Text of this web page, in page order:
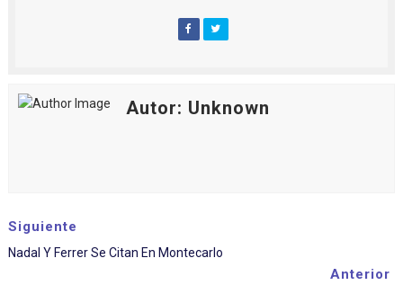
Autor: Unknown
Siguiente
Nadal Y Ferrer Se Citan En Montecarlo
Anterior